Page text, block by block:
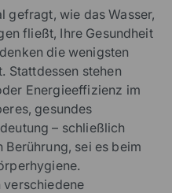
gefragt, wie das Wasser,
fließt, Ihre Gesundheit
die wenigsten
Stattdessen stehen
Energieeffizienz im
gesundes
– schließlich
sei es beim
verschiedene